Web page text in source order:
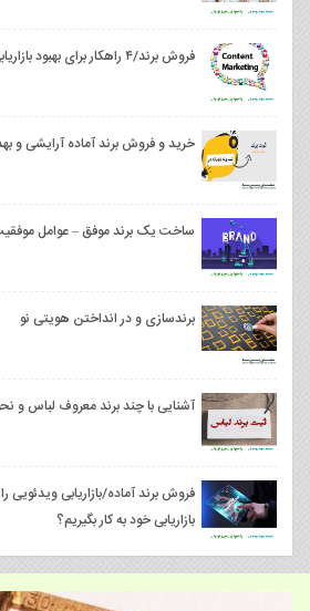
فروش برند/۴ راهکار برای بهبود بازاریابی محتوایی شما
خرید و فروش برند آماده آرایشی و
ساخت یک برند موفق – عوامل
برندسازی و در انداختن هویتی نو
آشنایی با چند برند معروف لباس و
فروش برند آماده/بازاریابی ویدئویی
بازاریابی خود به کار بگیریم؟